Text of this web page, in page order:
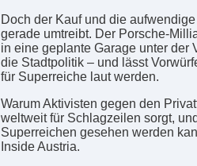
Doch der Kauf und die
gerade umtreibt. Der Porsche-
in eine geplante Garage unter der
die Stadtpolitik – und lässt
für Superreiche laut werden.
Warum Aktivisten gegen den
weltweit für Schlagzeilen sorgt,
Superreichen gesehen werden
Inside Austria.